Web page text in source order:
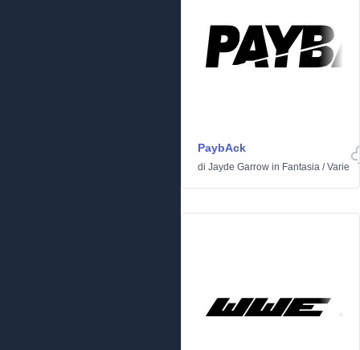
PaybAck
di Jayde Garrow in Fantasia /Varie